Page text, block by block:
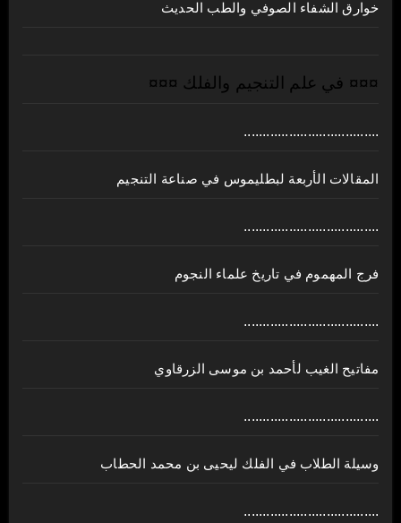
خوارق الشفاء الصوفي والطب الحديث
¤¤¤ في علم التنجيم والفلك ¤¤¤
....................................
المقالات الأربعة لبطليموس في صناعة التنجيم
....................................
فرج المهموم في تاريخ علماء النجوم
....................................
مفاتيح الغيب لأحمد بن موسى الزرقاوي
....................................
وسيلة الطلاب في الفلك ليحيى بن محمد الحطاب
....................................